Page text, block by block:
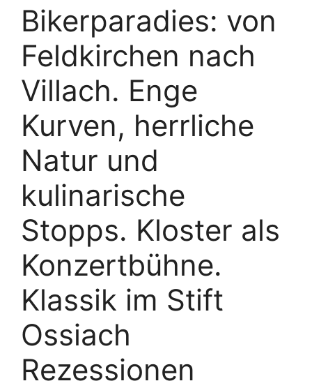
Bikerparadies: von
Feldkirchen nach
Villach. Enge
Kurven, herrliche
Natur und
kulinarische
Stopps. Kloster als
Konzertbühne.
Klassik im Stift
Ossiach
Rezessionen